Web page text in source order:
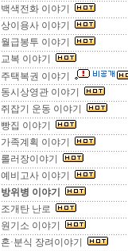
백색전화 이야기
상이용사 이야기
월급봉투 이야기
교복 이야기
주택복권 이야기
동시상영관 이야기
쥐잡기 운동 이야기
빵집 이야기
가족계획 이야기
롤러장이야기
예비고사 이야기
방위병 이야기
조개탄 난로
원기소 이야기
혼·분식 장려이야기